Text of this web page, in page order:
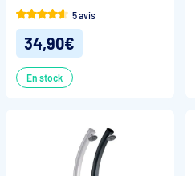
5 avis
34,90€
En stock